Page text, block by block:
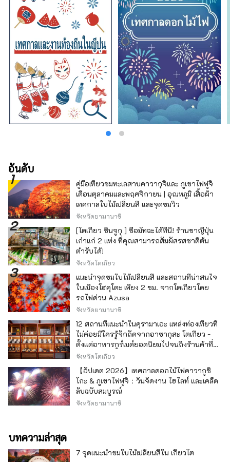
อันดับ
คู่มือเที่ยวชมทะเลสาบคาวากุจิและ ภูเขาไฟฟูจิ
เดือนตุลาคมและพฤศจิกายน | อุณหภูมิ เสื้อผ้า
เทศกาลใบไม้เปลี่ยนสี และจุดชมวิว
จังหวัดยามานาชิ
[โตเกียว ชินจูกุ ] ซื้อมัทฉะได้ที่นี่! ร้านชาญี่ปุ่น
เก่าแก่ 2 แห่ง ที่คุณสามารถสัมผัสรสชาติต้น
ตำรับได้!
จังหวัดโตเกียว
แนะนำจุดชมใบไม้เปลี่ยนสี และสถานที่น่าสนใจ
ในเมืองโฮคุโตะ เพียง 2 ชม. จากโตเกียวโดย
รถไฟด่วน Azusa
จังหวัดยามานาชิ
12 สถานที่แนะนำในคุรามาเอะ แหล่งท่องเที่ยวที่
ไม่ค่อยมีใครรู้จักถัดจากอาซากุสะ โตเกียว -
ตั้งแต่อาหารกูร์เมต์ยอดนิยมไปจนถึงร้านค้าที่มี
เอกลักษณ์ -
จังหวัดโตเกียว
【อัปเดต 2026】เทศกาลดอกไม้ไฟคาวากูชิ
โกะ & ภูเขาไฟฟูจิ：วันจัดงาน ไฮไลท์ และเคล็ด
ลับฉบับสมบูรณ์
จังหวัดยามานาชิ
บทความล่าสุด
7 จุดแนะนำชมใบไม้เปลี่ยนสีใน เกียวโต